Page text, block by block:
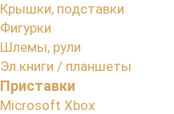
Крышки, подставки
Фигурки
Шлемы, рули
Эл.книги / планшеты
Приставки
Microsoft Xbox